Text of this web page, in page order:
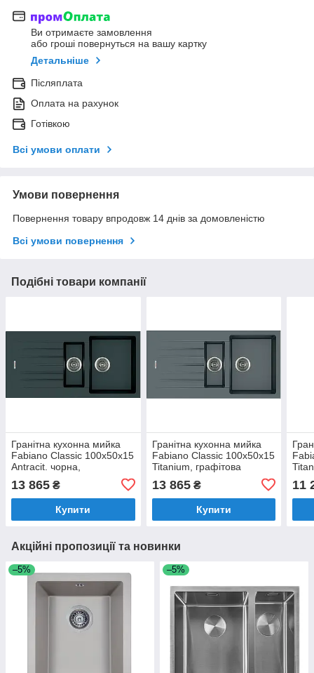
Ви отримаєте замовлення
або гроші повернуться на вашу картку
Детальніше
Післяплата
Оплата на рахунок
Готівкою
Всі умови оплати
Умови повернення
Повернення товару впродовж 14 днів за домовленістю
Всі умови повернення
Подібні товари компанії
Гранітна кухонна мийка
Fabiano Classic 100x50x15
Antracit. чорна,
півторачашева з крилом
(8221.301.0520)
13 865 ₴
Купити
Гранітна кухонна мийка
Fabiano Classic 100x50x15
Titanium, графітова
півторачашева з крилом
8221.301.0020
13 865₴
Купити
11
Акційні пропозиції та новинки
–5% –5%